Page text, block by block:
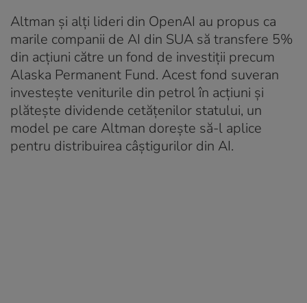
Altman și alți lideri din OpenAI au propus ca
marile companii de AI din SUA să transfere 5%
din acțiuni către un fond de investiții precum
Alaska Permanent Fund. Acest fond suveran
investește veniturile din petrol în acțiuni și
plătește dividende cetățenilor statului, un
model pe care Altman dorește să-l aplice
pentru distribuirea câștigurilor din AI.